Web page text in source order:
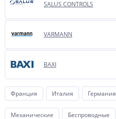
SALUS CONTROLS
VARMANN
BAXI
Франция Италия Германия
Механические Беспроводные